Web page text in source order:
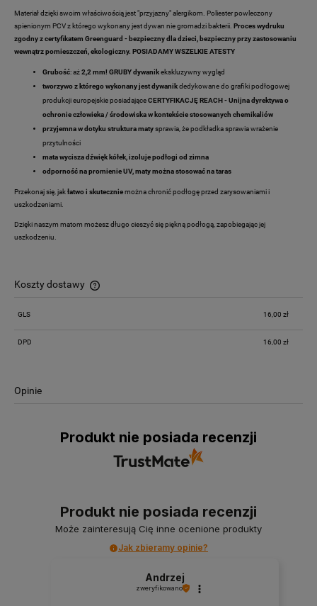
Materiał dzięki swoim właściwością jest "przyjazny" alergikom. Poliester powleczony
spienionym PCV z którego wykonany jest dywan nie gromadzi bakterii. Proces wydruku
zgodny z certyfikatem Greenguard - bezpieczny dla dzieci, bezpieczny przy zastosowaniu
wewnątrz pomieszczeń, ekologiczny. POSIADAMY WSZELKIE ATESTY
Grubość: aż2,2 mm! GRUBY dywanikekskluzywny wygląd
tworzywo z którego wykonany jest dywanikdedykowane do grafiki podłogowej
produkcji europejskie posiadająceCERTYFIKACJĘ REACH - Unijna dyrektywa o
ochronie człowieka / środowiska w kontekście stosowanych chemikaliów
przyjemna w dotyku struktura matysprawia, że podkładka sprawia wrażenie
przytulności
mata wycisza dźwięk kółek, izoluje podłogi od zimna
odporność na promienie UV, maty można stosować na taras
Przekonaj się, jakłatwo i skuteczniemożna chronić podłogę przed zarysowaniami i
uszkodzeniami.
Dzięki naszym matom możesz długo cieszyć się piękną podłogą, zapobiegając jej
uszkodzeniu.
Koszty dostawy
Cena nie zawiera ewentualnych kosztów płatności
GLS 16,00 zł
DPD 16,00 zł
Opinie
Produkt nie posiada recenzji
Produkt nie posiada recenzji
Może zainteresują Cię inne ocenione produkty
Jak zbieramy opinie?
Andrzej
zweryfikowano